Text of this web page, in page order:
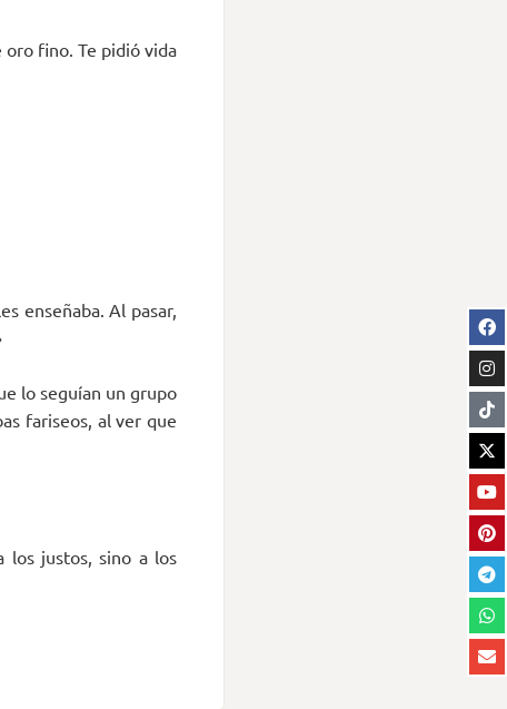
oro fino. Te pidió vida
enseñaba. Al pasar,
lo seguían un grupo
fariseos, al ver que
los justos, sino a los